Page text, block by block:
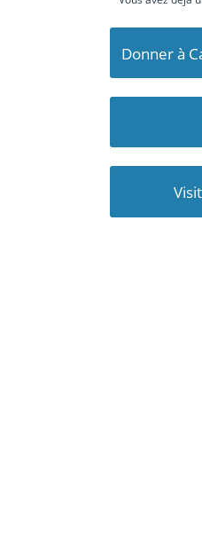
Donner à